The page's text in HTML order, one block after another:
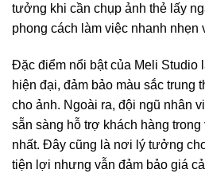
tưởng khi cần chụp ảnh thẻ lấy
phong cách làm việc nhanh nhẹn
Đặc điểm nổi bật của Meli Studio
hiện đại, đảm bảo màu sắc trung
cho ảnh. Ngoài ra, đội ngũ nhân
sẵn sàng hỗ trợ khách hàng
nhất. Đây cũng là nơi lý tưởng
tiện lợi nhưng vẫn đảm bảo giá